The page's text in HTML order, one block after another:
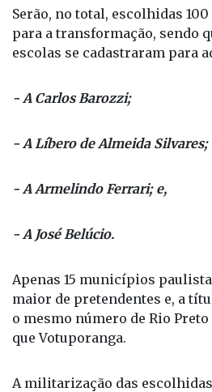
Serão, no total, escolhidas
para a transformação, sendo
escolas se cadastraram para
- A Carlos Barozzi;
- A Líbero de Almeida Silvares;
- A Armelindo Ferrari; e,
- A José Belúcio.
Apenas 15 municípios
maior de pretendentes e, a
o mesmo número de Rio
que Votuporanga.
A militarização das